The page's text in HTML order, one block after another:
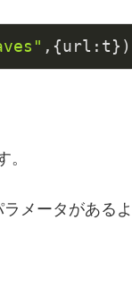
,{url
。
メータがあるよ